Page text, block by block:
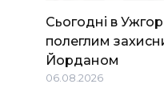
Сьогодні в
полеглим
Йорданом
06.08.2026